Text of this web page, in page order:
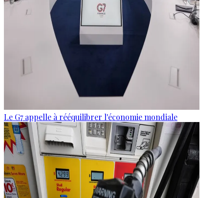
Le G7 appelle à rééquilibrer l'économie mondiale